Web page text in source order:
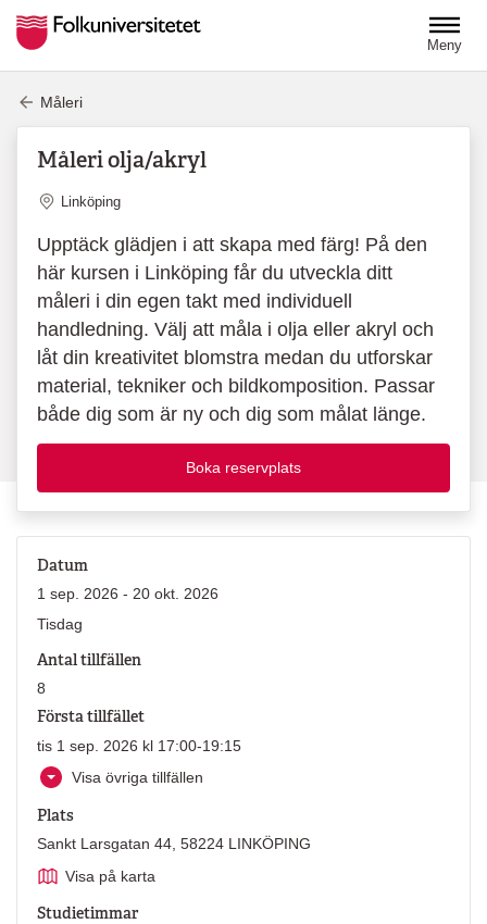
Meny
Måleri
Måleri olja/akryl
Plats
Linköping
Upptäck glädjen i att skapa med färg! På den
här kursen i Linköping får du utveckla ditt
måleri i din egen takt med individuell
handledning. Välj att måla i olja eller akryl och
låt din kreativitet blomstra medan du utforskar
material, tekniker och bildkomposition. Passar
både dig som är ny och dig som målat länge.
Boka reservplats
Datum
1 sep. 2026 - 20 okt. 2026
Tisdag
Antal tillfällen
8
Första tillfället
tis 1 sep. 2026 kl 17:00-19:15
Visa övriga tillfällen
Plats
Sankt Larsgatan 44, 58224 LINKÖPING
Visa på karta
Studietimmar